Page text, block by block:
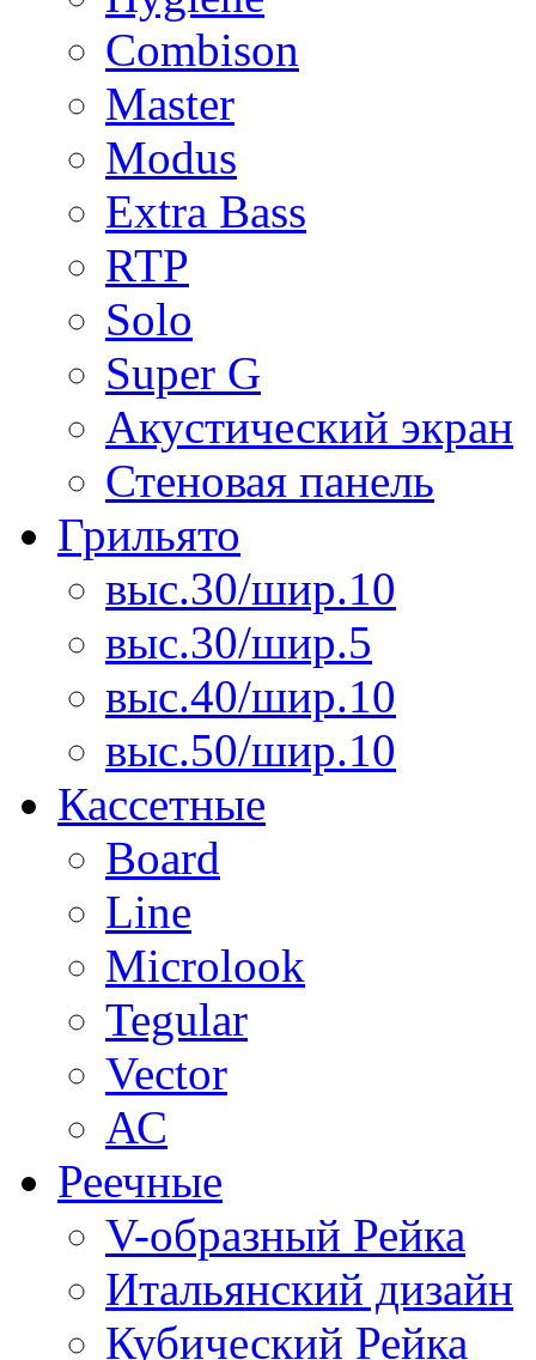
Combison
Master
Modus
Extra Bass
RTP
Solo
Super G
Акустический экран
Стеновая панель
Грильято
выс.30/шир.10
выс.30/шир.5
выс.40/шир.10
выс.50/шир.10
Кассетные
Board
Line
Microlook
Tegular
Vector
АС
Реечные
V-образный Рейка
Итальянский дизайн
Кубический Рейка